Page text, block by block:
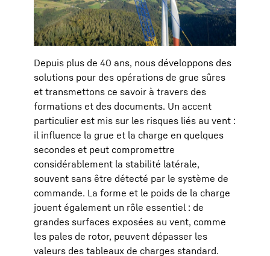
Depuis plus de 40 ans, nous développons des
solutions pour des opérations de grue sûres
et transmettons ce savoir à travers des
formations et des documents. Un accent
particulier est mis sur les risques liés au vent :
il influence la grue et la charge en quelques
secondes et peut compromettre
considérablement la stabilité latérale,
souvent sans être détecté par le système de
commande. La forme et le poids de la charge
jouent également un rôle essentiel : de
grandes surfaces exposées au vent, comme
les pales de rotor, peuvent dépasser les
valeurs des tableaux de charges standard.